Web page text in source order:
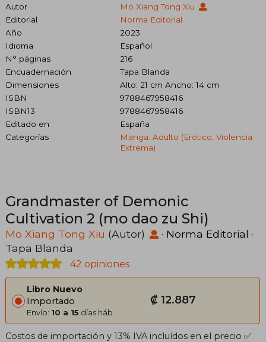
Autor
Mo Xiang Tong Xiu
Editorial
Norma Editorial
Año
2023
Idioma
Español
N° páginas
216
Encuadernación
Tapa Blanda
Dimensiones
Alto: 21 cm Ancho: 14 cm
ISBN
9788467958416
ISBN13
9788467958416
Editado en
España
Categorías
Manga: Adulto (erótico, Violencia
Extrema)
Grandmaster of Demonic
Cultivation 2 (mo dao zu Shi)
Mo Xiang Tong Xiu (Autor) · Norma Editorial ·
Tapa Blanda
42 opiniones
Libro Nuevo
Importado
Envío: 10 a 15 días háb.
₡ 12.887
Costos de importación y 13% IVA incluídos en el precio ✅